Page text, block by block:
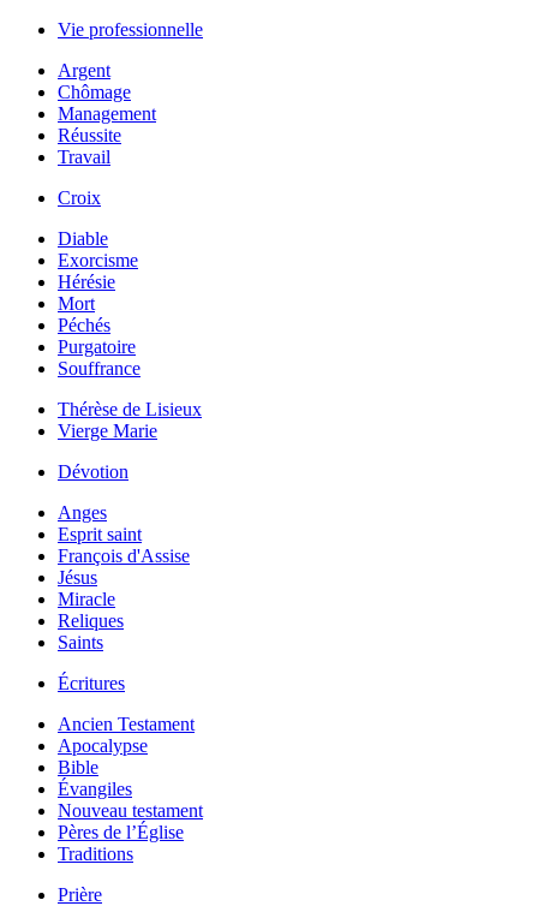
Vie professionnelle
Argent
Chômage
Management
Réussite
Travail
Croix
Diable
Exorcisme
Hérésie
Mort
Péchés
Purgatoire
Souffrance
Thérèse de Lisieux
Vierge Marie
Dévotion
Anges
Esprit saint
François d'Assise
Jésus
Miracle
Reliques
Saints
Écritures
Ancien Testament
Apocalypse
Bible
Évangiles
Nouveau testament
Pères de l’Église
Traditions
Prière